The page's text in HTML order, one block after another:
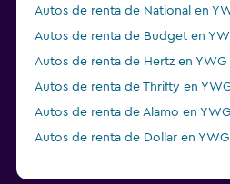
Autos de renta de National en
Autos de renta de Budget en
Autos de renta de Hertz en YWG
Autos de renta de Thrifty en
Autos de renta de Alamo en YWG
Autos de renta de Dollar en YWG